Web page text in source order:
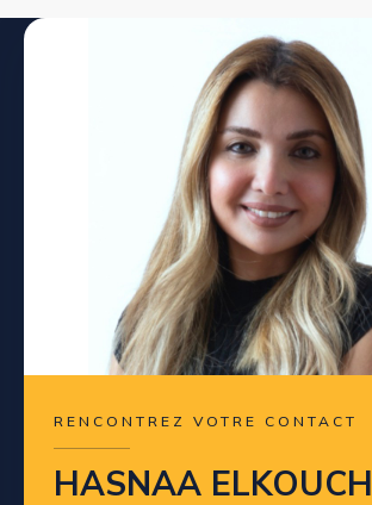
RENCONTREZ VOTRE CONTACT
HASNAA ELKOUCH